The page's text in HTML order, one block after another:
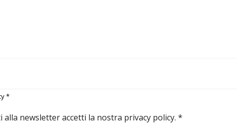
*
alla newsletter accetti la nostra privacy policy. *